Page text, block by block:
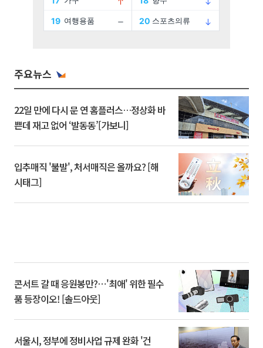
주요뉴스
22일 만에 다시 문 연 홈플러스…정상화 바
쁜데 재고 없어 ‘발동동’[가보니]
입추매직 '불발', 처서매직은 올까요? [해
시태그]
콘서트 갈 때 응원봉만?⋯'최애' 위한 필수
품 등장이오! [솔드아웃]
서울시, 정부에 정비사업 규제 완화 '건